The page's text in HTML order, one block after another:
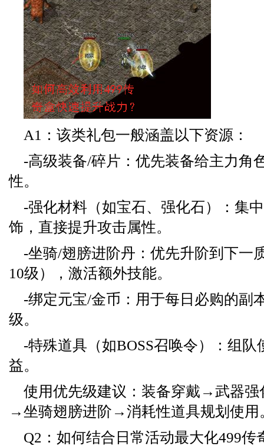
A1：该类礼包一般涵盖以下资源：
-高级装备/碎片：优先装备给主力角
性。
-强化材料（如宝石、强化石）：集
饰，直接提升攻击属性。
-坐骑/翅膀进阶丹：优先升阶到下一
10级），激活额外技能。
-绑定元宝/金币：用于每日必购的副
级。
-特殊道具（如BOSS召唤令）：组队
益。
使用优先级建议：装备穿戴→武器
→坐骑翅膀进阶→消耗性道具规划使用
Q2：如何结合日常活动最大化499传